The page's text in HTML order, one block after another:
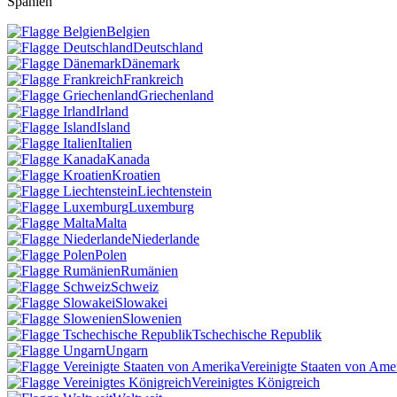
Belgien
Deutschland
Dänemark
Frankreich
Griechenland
Irland
Island
Italien
Kanada
Kroatien
Liechtenstein
Luxemburg
Malta
Niederlande
Polen
Rumänien
Schweiz
Slowakei
Slowenien
Tschechische Republik
Ungarn
Vereinigte Staaten von
Vereinigtes Königreich